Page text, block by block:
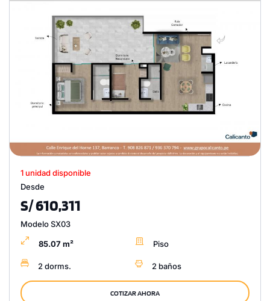
1 unidad disponible
Desde
S/ 610,311
Modelo SX03
85.07 m² Piso
2 dorms. 2 baños
COTIZAR AHORA